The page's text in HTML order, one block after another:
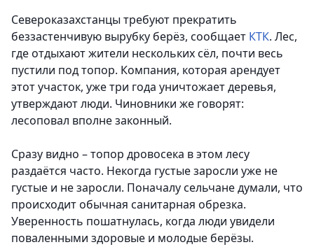
Североказахстанцы требуют прекратить
беззастенчивую вырубку берёз, сообщает КТК. Лес,
где отдыхают жители нескольких сёл, почти весь
пустили под топор. Компания, которая арендует
этот участок, уже три года уничтожает деревья,
утверждают люди. Чиновники же говорят:
лесоповал вполне законный.
Сразу видно – топор дровосека в этом лесу
раздаётся часто. Некогда густые заросли уже не
густые и не заросли. Поначалу сельчане думали, что
происходит обычная санитарная обрезка.
Уверенность пошатнулась, когда люди увидели
поваленными здоровые и молодые берёзы.